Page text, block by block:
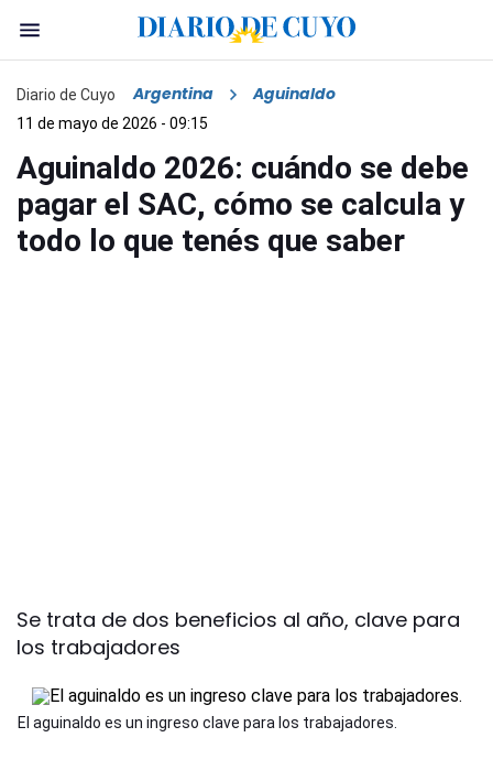
Diario de Cuyo Argentina Aguinaldo
11 de mayo de 2026 - 09:15
Aguinaldo 2026: cuándo se debe
pagar el SAC, cómo se calcula y
todo lo que tenés que saber
Se trata de dos beneficios al año, clave para
los trabajadores
El aguinaldo es un ingreso clave para los trabajadores.